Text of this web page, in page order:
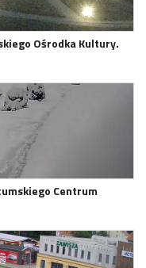
Ośrodka Kultury.
Centrum